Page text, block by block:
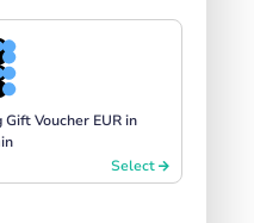
Voucher EUR in
Select